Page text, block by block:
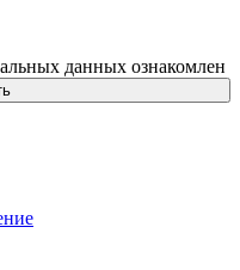
данных ознакомлен